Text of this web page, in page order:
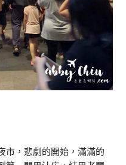
市，悲劇的開始，滿滿的